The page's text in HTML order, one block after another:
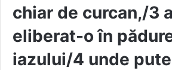
chiar de curcan,/3
eliberat-o în
iazului/4 unde